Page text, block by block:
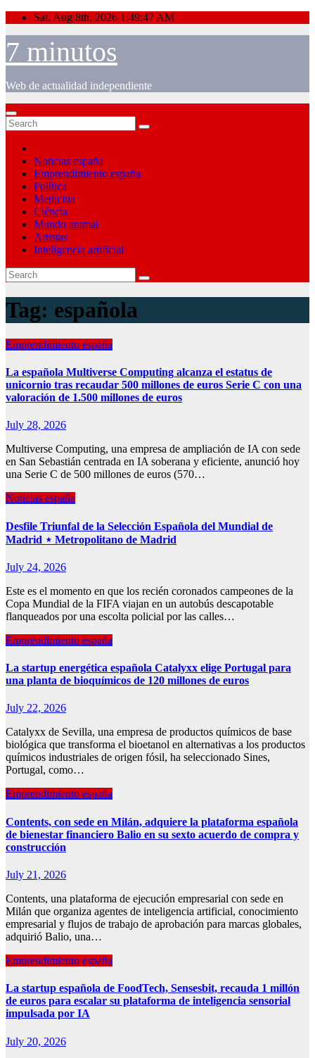
Skip
content
Sat. Aug 8th, 2026 1:49:47 AM
7 minutos
Web de actualidad independiente
Noticias españa
Emprendimiento españa
Política
Medicina
Ciéncia
Mundo animal
Artistas
Inteligencia artificial
Tag: española
Emprendimiento españa
La española Multiverse Computing alcanza el estatus de
unicornio tras recaudar 500 millones de euros Serie C con una
valoración de 1.500 millones de euros
July 28, 2026
Multiverse Computing, una empresa de ampliación de IA con sede
en San Sebastián centrada en IA soberana y eficiente, anunció hoy
una Serie C de 500 millones de euros (570…
Noticias españa
Desfile Triunfal de la Selección Española del Mundial de
Madrid ⋆ Metropolitano de Madrid
July 24, 2026
Este es el momento en que los recién coronados campeones de la
Copa Mundial de la FIFA viajan en un autobús descapotable
flanqueados por una escolta policial por las calles…
Emprendimiento españa
La startup energética española Catalyxx elige Portugal para
una planta de bioquímicos de 120 millones de euros
July 22, 2026
Catalyxx de Sevilla, una empresa de productos químicos de base
biológica que transforma el bioetanol en alternativas a los productos
químicos industriales de origen fósil, ha seleccionado Sines,
Portugal, como…
Emprendimiento españa
Contents, con sede en Milán, adquiere la plataforma española
de bienestar financiero Balio en su sexto acuerdo de compra y
construcción
July 21, 2026
Contents, una plataforma de ejecución empresarial con sede en
Milán que organiza agentes de inteligencia artificial, conocimiento
empresarial y flujos de trabajo de aprobación para marcas globales,
adquirió Balio, una…
Emprendimiento españa
La startup española de FoodTech, Sensesbit, recauda 1 millón
de euros para escalar su plataforma de inteligencia sensorial
impulsada por IA
July 20, 2026